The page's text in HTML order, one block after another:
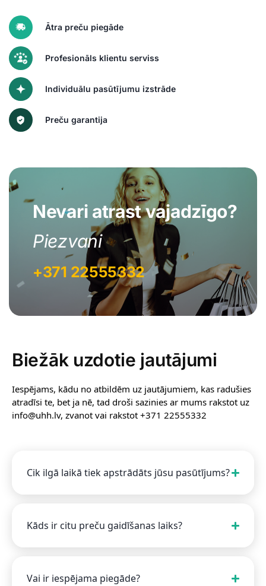
Ātra preču piegāde
Profesionāls klientu serviss
Individuālu pasūtījumu izstrāde
Preču garantija
Nevari atrast vajadzīgo?
Piezvani
+371 22555332
Biežāk uzdotie jautājumi
Iespējams, kādu no atbildēm uz jautājumiem, kas radušies
atradīsi te, bet ja nē, tad droši sazinies ar mums rakstot uz
info@uhh.lv, zvanot vai rakstot +371 22555332
Cik ilgā laikā tiek apstrādāts jūsu pasūtījums?
Kāds ir citu preču gaidīšanas laiks?
Vai ir iespējama piegāde?